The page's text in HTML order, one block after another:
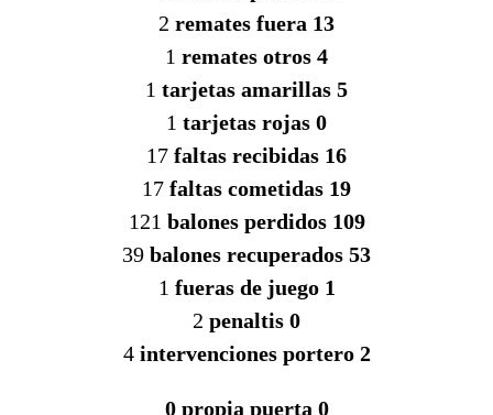
2 remates fuera 13
1 remates otros 4
1 tarjetas amarillas 5
1 tarjetas rojas 0
17 faltas recibidas 16
17 faltas cometidas 19
121 balones perdidos 109
39 balones recuperados 53
1 fueras de juego 1
2 penaltis 0
4 intervenciones portero 2
0 propia puerta 0